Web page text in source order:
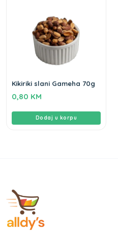
Kikiriki slani Gameha 70g
0,80 KM
Dodaj u korpu